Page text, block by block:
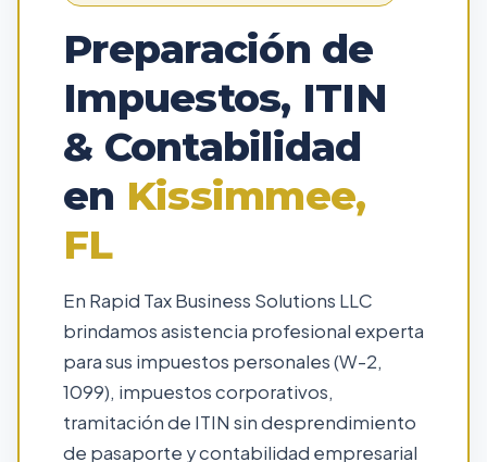
Preparación de
Impuestos, ITIN
& Contabilidad
en Kissimmee,
FL
En Rapid Tax Business Solutions LLC
brindamos asistencia profesional experta
para sus impuestos personales (W-2,
1099), impuestos corporativos,
tramitación de ITIN sin desprendimiento
de pasaporte y contabilidad empresarial